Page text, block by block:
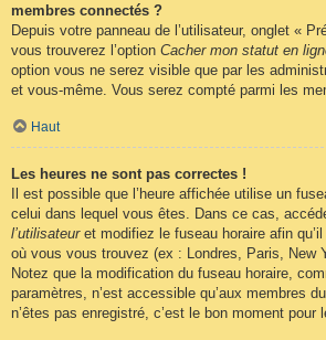
membres connectés ?
Depuis votre panneau de l’utilisateur, onglet «
vous trouverez l’option Cacher mon statut en
option vous ne serez visible que par les
et vous-même. Vous serez compté parmi les
Haut
Les heures ne sont pas correctes !
Il est possible que l’heure affichée utilise un
celui dans lequel vous êtes. Dans ce cas,
l’utilisateuret modifiez le fuseau horaire afin
où vous vous trouvez (ex : Londres, Paris, New
Notez que la modification du fuseau horaire,
paramètres, n’est accessible qu’aux membres
n’êtes pas enregistré, c’est le bon moment pour